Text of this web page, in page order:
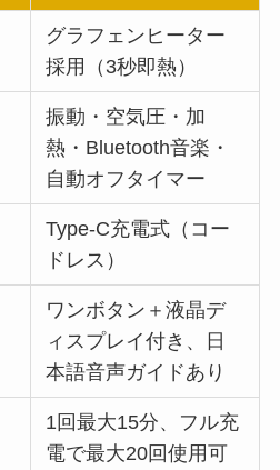
グラフェンヒーター
採用（3秒即熱）
振動・空気圧・加
熱・Bluetooth音楽・
自動オフタイマー
Type-C充電式（コー
ドレス）
ワンボタン＋液晶デ
ィスプレイ付き、日
本語音声ガイドあり
1回最大15分、フル充
電で最大20回使用可